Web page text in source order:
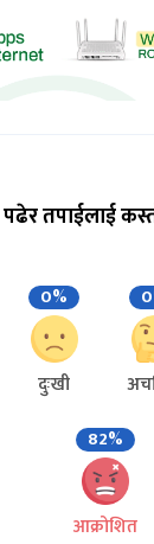
तपाईलाई
0%
दुःखी
82%
आक्रोशित